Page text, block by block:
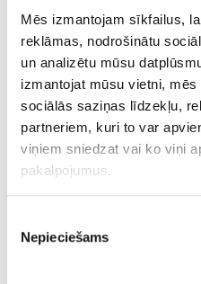
Mēs izmantojam sīkfailus,
reklāmas, nodrošinātu
un analizētu mūsu
izmantojat mūsu vietni,
sociālās saziņas līdzekļu,
partneriem, kuri to var
viņiem sniedzat vai ko viņi
pakalpojumus.
izvēle
Nepieciešams
Papildus nepieciešams: